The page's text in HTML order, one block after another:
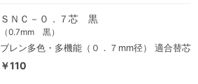
ＳＮＣ－０．７芯 黒
（0.7mm 黒）
ブレン多色・多機能（０．７mm径） 適合替芯
￥110